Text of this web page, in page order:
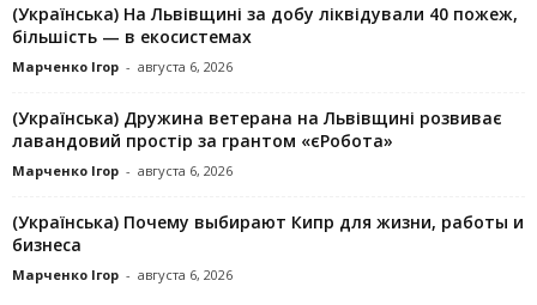
(Українська) На Львівщині за добу ліквідували 40 пожеж,
більшість — в екосистемах
Марченко Ігор - августа 6, 2026
(Українська) Дружина ветерана на Львівщині розвиває
лавандовий простір за грантом «єРобота»
Марченко Ігор - августа 6, 2026
(Українська) Почему выбирают Кипр для жизни, работы и
бизнеса
Марченко Ігор - августа 6, 2026